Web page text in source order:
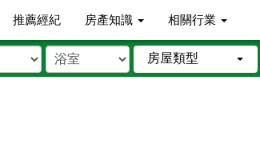
推薦經紀 房產知識 相關行業
房屋類型